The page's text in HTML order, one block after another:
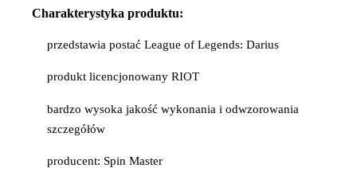
Charakterystyka produktu:
przedstawia postać League of Legends: Darius
produkt licencjonowany RIOT
bardzo wysoka jakość wykonania i odwzorowania
szczegółów
producent: Spin Master